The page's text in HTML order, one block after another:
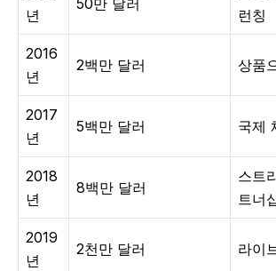
년
50만 달러
런칭
2016
년
2백만 달러 상품
2017
년
5백만 달러 국제
2018
년
8백만 달러
스트
트너
2019
년
2천만 달러 라이